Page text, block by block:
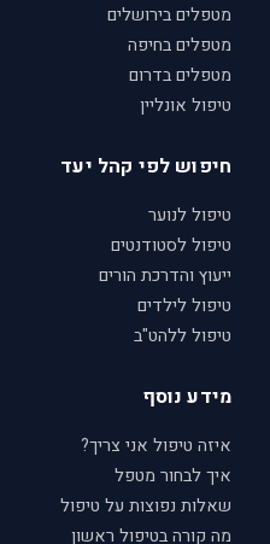
מטפלים בירושלים
מטפלים בחיפה
מטפלים בדרום
טיפול אונליין
חיפוש לפי קהל יעד
טיפול לנוער
טיפול לסטודנטים
ייעוץ והדרכת הורים
טיפול לילדים
טיפול ללהט"ב
מידע נוסף
איזה טיפול אני צריך?
איך לבחור מטפל
שאלות נפוצות על טיפול
מה קורה בטיפול ראשון